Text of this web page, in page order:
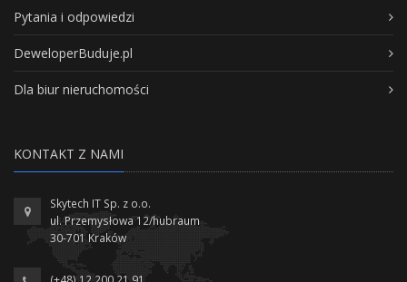
Pytania i odpowiedzi
DeweloperBuduje.pl
Dla biur nieruchomości
KONTAKT Z NAMI
Skytech IT Sp. z o.o.
ul. Przemysłowa 12/hubraum
30-701 Kraków